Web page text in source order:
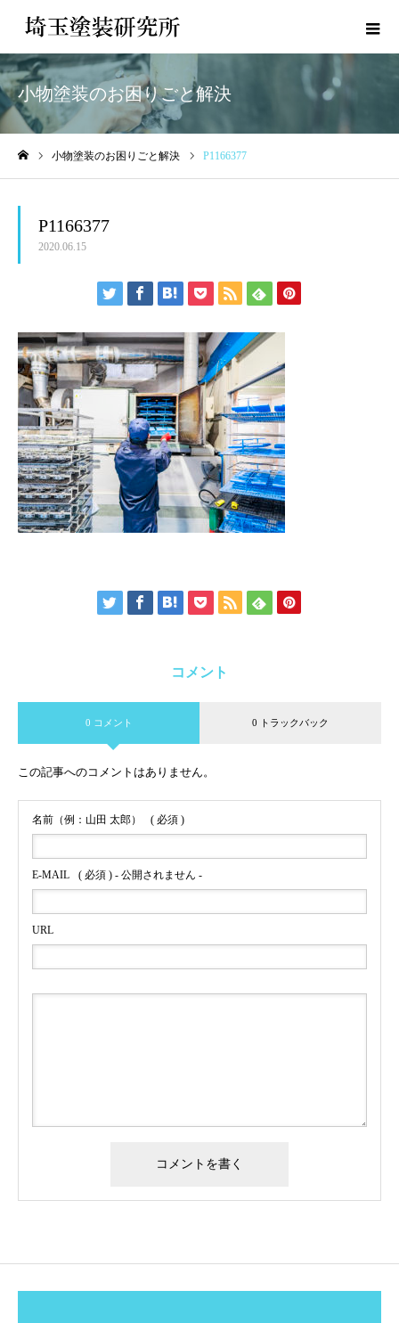
小物塗装のお困りごと解決
小物塗装のお困りごと解決 P1166377
P1166377
2020.06.15
コメント
0 コメント 0 トラックバック
この記事へのコメントはありません。
名前（例：山田 太郎） ( 必須 )
E-MAIL ( 必須 ) - 公開されません -
URL